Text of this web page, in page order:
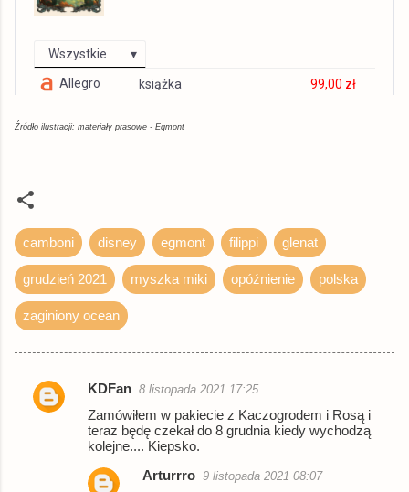
Wszystkie
Allegro
książka 99,00 zł
Źródło ilustracji: materiały prasowe - Egmont
camboni disney egmont filippi glenat
grudzień 2021 myszka miki opóźnienie polska
zaginiony ocean
K
KDFan 8 listopada 2021 17:25
Zamówiłem w pakiecie z Kaczogrodem i Rosą i
teraz będę czekał do 8 grudnia kiedy wychodzą
kolejne.... Kiepsko.
Arturrro 9 listopada 2021 08:07